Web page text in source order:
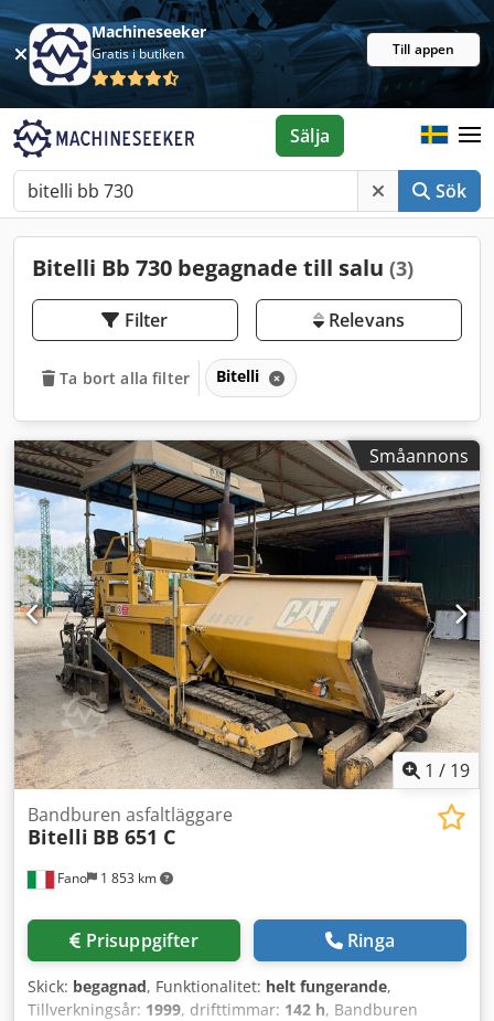
Machineseeker
Gratis i butiken Till appen
Sök
Sälja
Bitelli Bb 730 begagnade till salu (3)
Filter Relevans
Ta bort alla filter Bitelli
Småannons
1 / 19
Fano 1 853 km
Bandburen asfaltläggare
Bitelli BB 651 C
Prisuppgifter Ringa
Skick: begagnad, Funktionalitet: helt fungerande,
Tillverkningsår: 1999, drifttimmar: 142 h, Bandburen